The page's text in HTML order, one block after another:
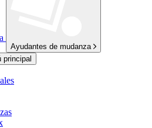
Ayudantes de mudanza
principal